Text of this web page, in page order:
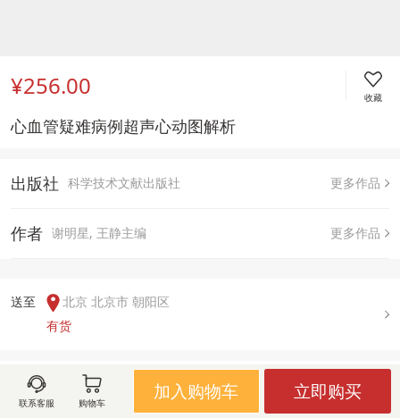
¥256.00 收藏
心血管疑难病例超声心动图解析
出版社 科学技术文献出版社 更多作品
作者 谢明星, 王静主编 更多作品
送至
北京 北京市 朝阳区
有货
用户评论(
联系客服 购物车
加入购物车 立即购买